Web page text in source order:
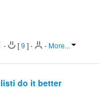
- [9 ]- -More...
do it better